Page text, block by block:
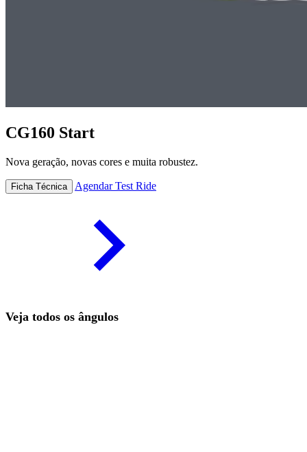
CG160 Start
Nova geração, novas cores e muita robustez.
Ficha Técnica Agendar Test Ride
Veja todos os ângulos